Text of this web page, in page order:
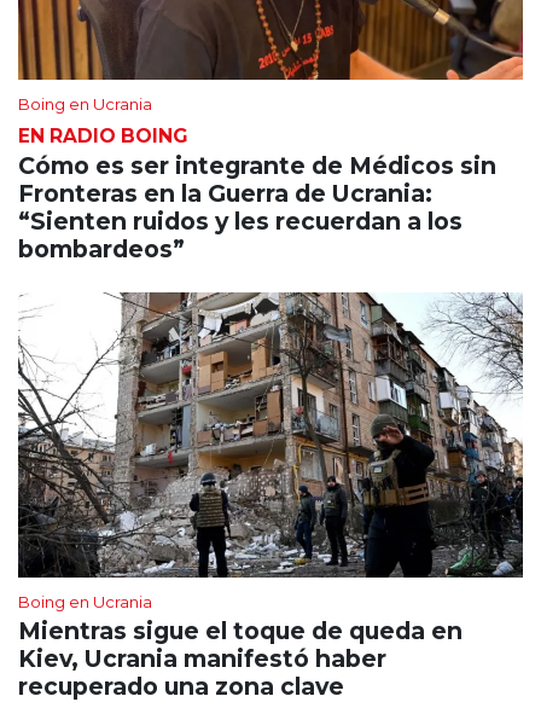
Boing en Ucrania
EN RADIO BOING
Cómo es ser integrante de Médicos sin
Fronteras en la Guerra de Ucrania:
“Sienten ruidos y les recuerdan a los
bombardeos”
Boing en Ucrania
Mientras sigue el toque de queda en
Kiev, Ucrania manifestó haber
recuperado una zona clave